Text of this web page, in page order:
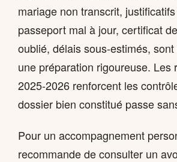
mariage non transcrit,
passeport mal à jour, certificat
oublié, délais sous-estimés,
une préparation rigoureuse. Les
2025-2026 renforcent les
dossier bien constitué passe
Pour un accompagnement
recommande de consulter un